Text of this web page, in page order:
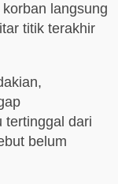
langsung
titik terakhir
tertinggal dari
belum